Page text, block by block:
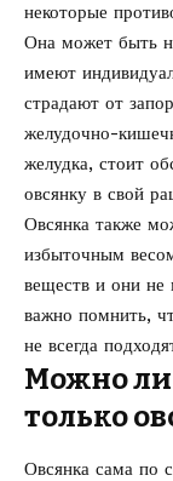
некоторые
Она может быть
имеют
страдают от
желудочно-
желудка, стоит
овсянку в свой
Овсянка также
избыточным
веществ и они не
важно помнить,
не всегда
Можно ли
только
Овсянка сама по